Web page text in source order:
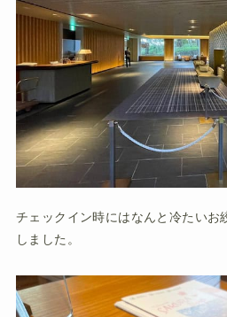
チェックイン時にはなんと冷たいお
しました。